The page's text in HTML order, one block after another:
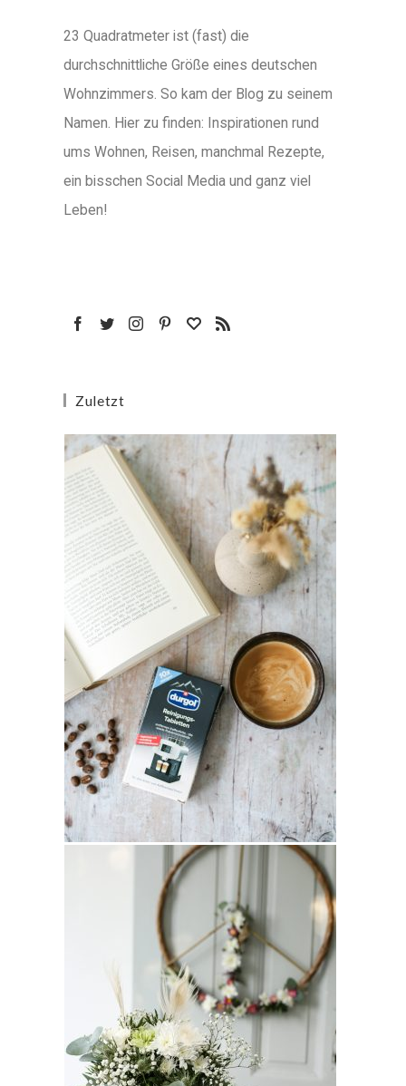
23 Quadratmeter ist (fast) die
durchschnittliche Größe eines deutschen
Wohnzimmers. So kam der Blog zu seinem
Namen. Hier zu finden: Inspirationen rund
ums Wohnen, Reisen, manchmal Rezepte,
ein bisschen Social Media und ganz viel
Leben!
Zuletzt